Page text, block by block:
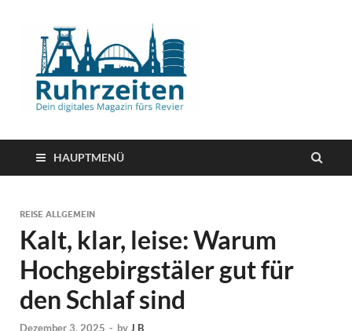
HAUPTMENÜ
REISE ALLGEMEIN
Kalt, klar, leise: Warum
Hochgebirgstäler gut für
den Schlaf sind
Dezember 3, 2025 - byJ B